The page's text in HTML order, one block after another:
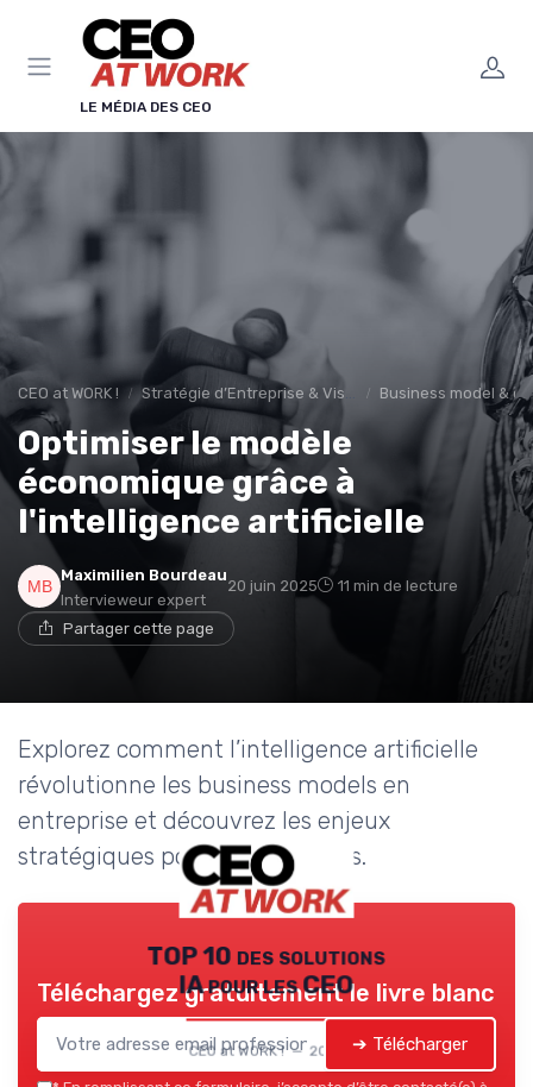
LE MÉDIA DES CEO
CEO at WORK ! Stratégie d’Entreprise & Vision Business model &
Optimiser le modèle
économique grâce à
l'intelligence artificielle
Maximilien Bourdeau
Intervieweur expert
20 juin 2025 11 min de lecture
Partager cette page
Explorez comment l’intelligence artificielle
révolutionne les business models en
entreprise et découvrez les enjeux
stratégiques pour les dirigeants.
TOP 10 des solutions
IA pour les CEO
CEO at WORK ! — 2026
Téléchargez gratuitement le livre blanc
➔ Télécharger
Panneau de gestion des cookies